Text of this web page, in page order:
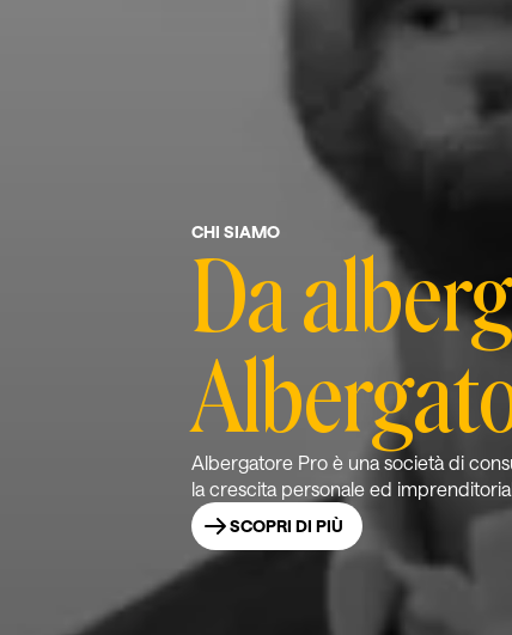
CHI SIAMO
Da
Albergatore Pro è una società di
la crescita personale ed
SCOPRI DI PIÙ